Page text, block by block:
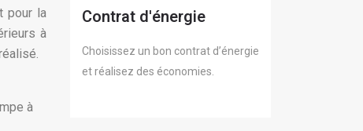
pour la
à
à
Contrat d'énergie
Choisissez un bon contrat d’énergie
et réalisez des économies.